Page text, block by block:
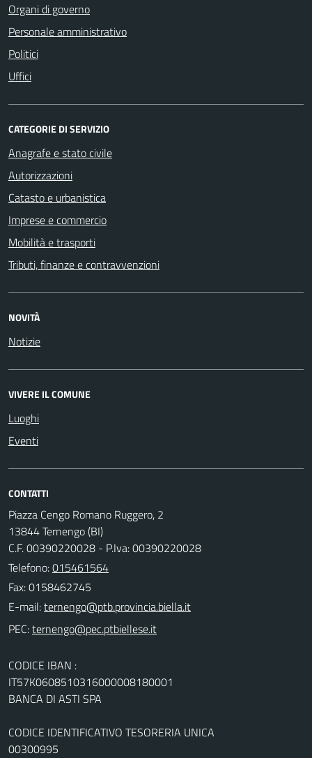
Organi di governo
Personale amministrativo
Politici
Uffici
CATEGORIE DI SERVIZIO
Anagrafe e stato civile
Autorizzazioni
Catasto e urbanistica
Imprese e commercio
Mobilità e trasporti
Tributi, finanze e contravvenzioni
NOVITÀ
Notizie
VIVERE IL COMUNE
Luoghi
Eventi
CONTATTI
Piazza Cengo Romano Ruggero, 2
13844 Ternengo (BI)
C.F. 00390220028 - P.Iva: 00390220028
Telefono:015461564
Fax: 0158462745
E-mail:
PEC:
CODICE IBAN :
IT57K0608510316000008180001
BANCA DI ASTI SPA
CODICE IDENTIFICATIVO TESORERIA UNICA
00300995